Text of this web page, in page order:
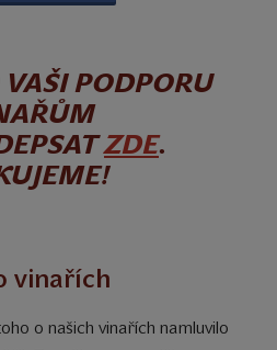
VAŠI PODPORU
ZDE.
vinařích
o našich vinařích namluvilo